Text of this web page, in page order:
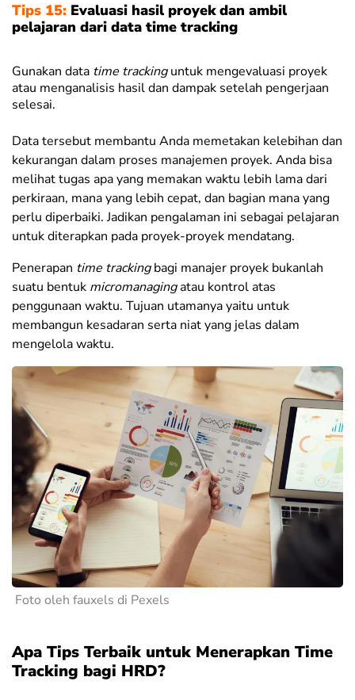
Tips 15: Evaluasi hasil proyek dan ambil
pelajaran dari data time tracking
Gunakan data time trackinguntuk mengevaluasi proyek
atau menganalisis hasil dan dampak setelah pengerjaan
selesai.
Data tersebut membantu Anda memetakan kelebihan dan
kekurangan dalam proses manajemen proyek. Anda bisa
melihat tugas apa yang memakan waktu lebih lama dari
perkiraan, mana yang lebih cepat, dan bagian mana yang
perlu diperbaiki. Jadikan pengalaman ini sebagai pelajaran
untuk diterapkan pada proyek-proyek mendatang.
Penerapan time trackingbagi manajer proyek bukanlah
suatu bentuk micromanagingatau kontrol atas
penggunaan waktu. Tujuan utamanya yaitu untuk
membangun kesadaran serta niat yang jelas dalam
mengelola waktu.
Foto oleh fauxels di Pexels
Apa Tips Terbaik untuk Menerapkan Time
Tracking bagi HRD?